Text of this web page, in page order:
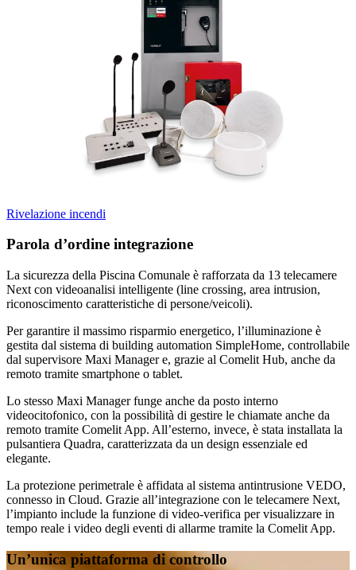
Rivelazione incendi
Parola d’ordine integrazione
La sicurezza della Piscina Comunale è rafforzata da 13 telecamere
Next con videoanalisi intelligente (line crossing, area intrusion,
riconoscimento caratteristiche di persone/veicoli).
Per garantire il massimo risparmio energetico, l’illuminazione è
gestita dal sistema di building automation SimpleHome, controllabile
dal supervisore Maxi Managere, grazie al Comelit Hub, anche da
remoto tramite smartphone o tablet.
Lo stesso Maxi Manager funge anche da posto interno
videocitofonico, con la possibilità di gestire le chiamate anche da
remoto tramite Comelit App. All’esterno, invece, è stata installata la
pulsantiera Quadra, caratterizzata da un design essenziale ed
elegante.
La protezione perimetrale è affidata al sistema antintrusione VEDO,
connesso in Cloud. Grazie all’integrazione con le telecamere Next,
l’impianto include la funzione di video-verifica per visualizzare in
tempo reale i video degli eventi di allarme tramite la Comelit App.
Un’unica piattaforma di controllo